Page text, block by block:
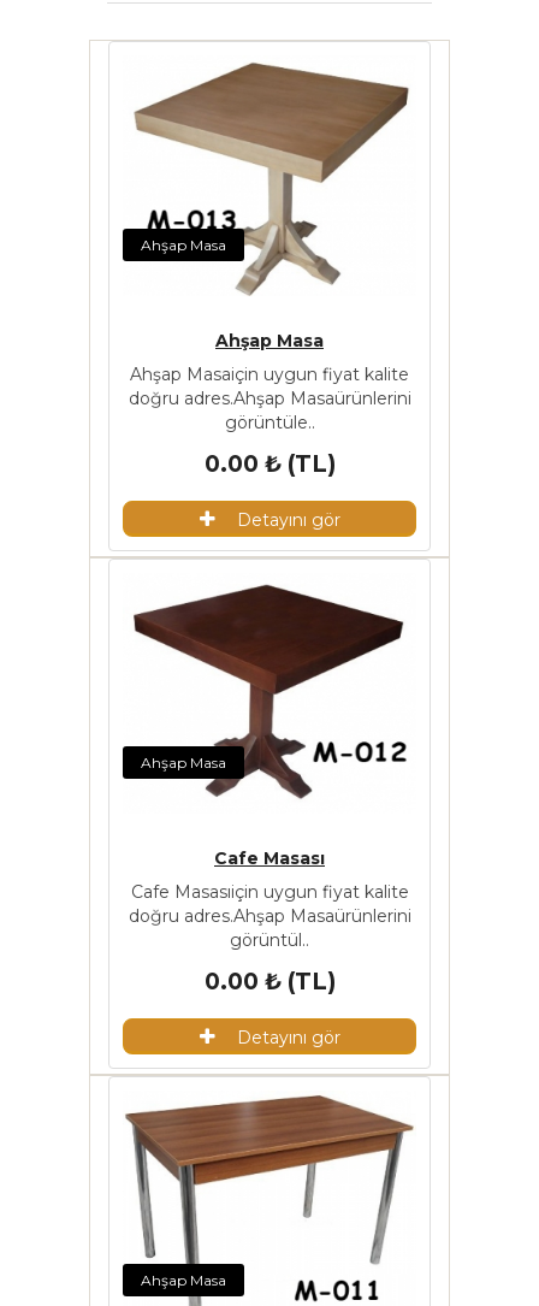
Ahşap Masa
Ahşap Masa
Ahşap Masaiçin uygun fiyat kalite
doğru adres.Ahşap Masaürünlerini
görüntüle..
0.00 ₺ (TL)
Detayını gör
Ahşap Masa
Cafe Masası
Cafe Masasıiçin uygun fiyat kalite
doğru adres.Ahşap Masaürünlerini
görüntül..
0.00 ₺ (TL)
Detayını gör
Ahşap Masa